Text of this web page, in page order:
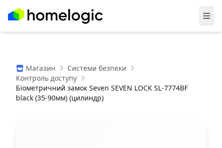
Магазин
Системи безпеки
Контроль доступу
Біометричний замок Seven SEVEN LOCK SL-7774BF
black (35-90мм) (цилиндр)